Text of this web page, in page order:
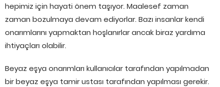
hepimiz için hayati önem taşıyor. Maalesef zaman
zaman bozulmaya devam ediyorlar. Bazı insanlar kendi
onarımlarını yapmaktan hoşlanırlar ancak biraz yardıma
ihtiyaçları olabilir.
Beyaz eşya onarımları kullanıcılar tarafından yapılmadan
bir beyaz eşya tamir ustası tarafından yapılması gerekir.